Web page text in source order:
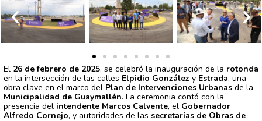
El 26 de febrero de 2025, se celebró la inauguración de la rotonda
en la intersección de las calles Elpidio González y Estrada, una
obra clave en el marco del Plan de Intervenciones Urbanas de la
Municipalidad de Guaymallén. La ceremonia contó con la
presencia del intendente Marcos Calvente, el Gobernador
Alfredo Cornejo, y autoridades de las secretarías de Obras de